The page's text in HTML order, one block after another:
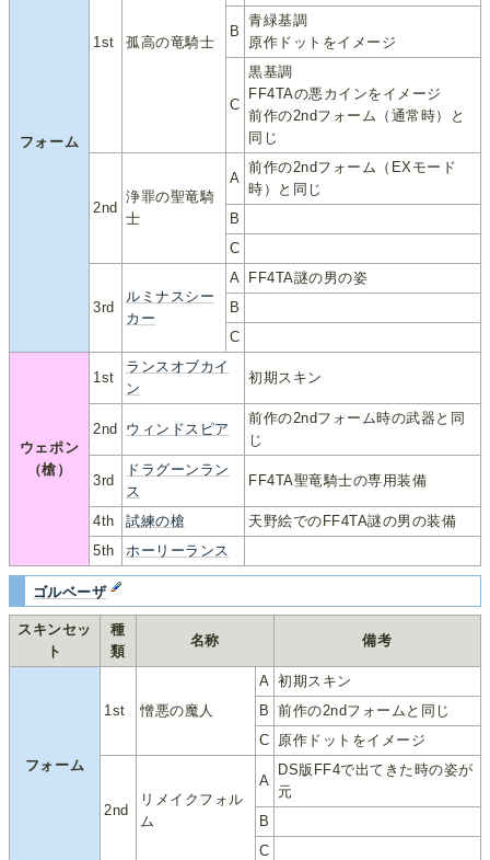
フォーム
1st 孤高の竜騎士
B
青緑基調
原作ドットをイメージ
C
黒基調
FF4TAの悪カインをイメージ
前作の2ndフォーム（通常時）と
同じ
2nd
浄罪の聖竜騎
士
A
前作の2ndフォーム（EXモード
時）と同じ
B
C
3rd
ルミナスシー
カー
A
FF4TA謎の男の姿
B
C
ウェポン
（槍）
1st
ランスオブカイ
ン
初期スキン
2nd ウィンドスピア
前作の2ndフォーム時の武器と同
じ
3rd
ドラグーンラン
ス
FF4TA聖竜騎士の専用装備
4th 試練の槍
天野絵でのFF4TA謎の男の装備
5th
ホーリーランス
ゴルベーザ
スキンセッ
ト
種
類
名称 備考
フォーム
1st 憎悪の魔人
A 初期スキン
B 前作の2ndフォームと同じ
C
原作ドットをイメージ
2nd
リメイクフォル
ム
A
DS版FF4で出てきた時の姿が
元
B
C